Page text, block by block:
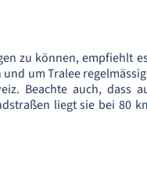
zu können, empfiehlt
um Tralee
Beachte auch, dass
liegt sie bei 80